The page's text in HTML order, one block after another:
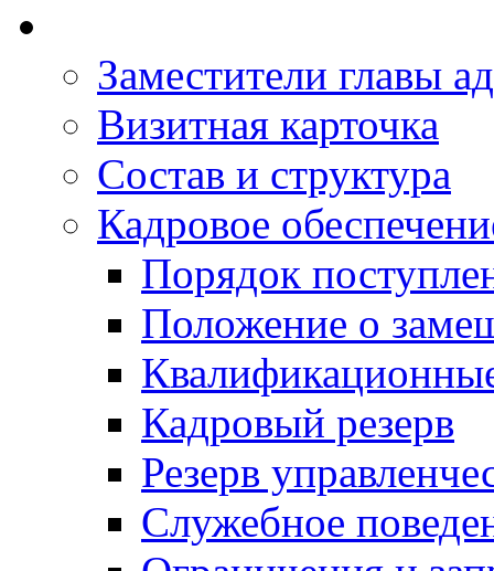
Заместители главы
Визитная карточка
Состав и структура
Кадровое
Порядок
Положение о
Кадровый резерв
Резерв
Служебное